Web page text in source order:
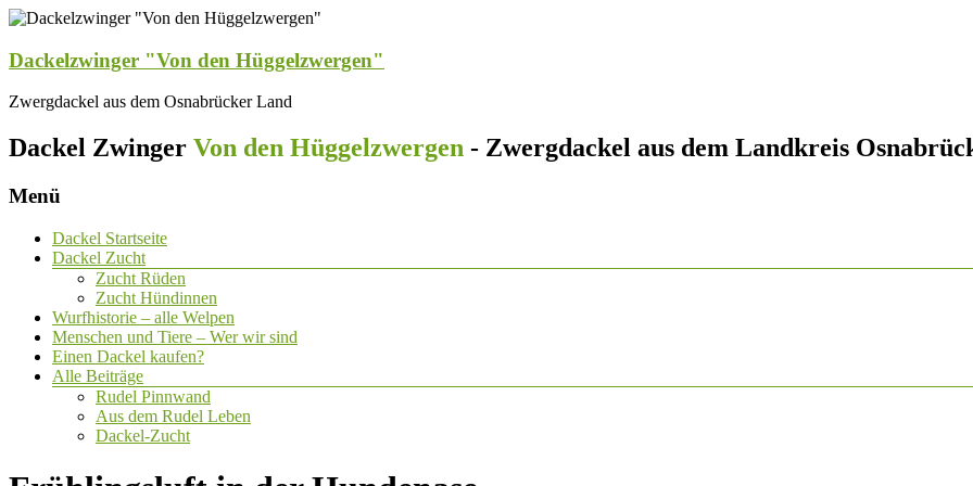
Dackelzwinger "Von den Hüggelzwergen"
Zwergdackel aus dem Osnabrücker Land
Dackel Zwinger Von den Hüggelzwergen - Zwergdackel aus dem Landkreis
Menü
Dackel Startseite
Dackel Zucht
Zucht Rüden
Zucht Hündinnen
Wurfhistorie – alle Welpen
Menschen und Tiere – Wer wir sind
Einen Dackel kaufen?
Alle Beiträge
Rudel Pinnwand
Aus dem Rudel Leben
Dackel-Zucht